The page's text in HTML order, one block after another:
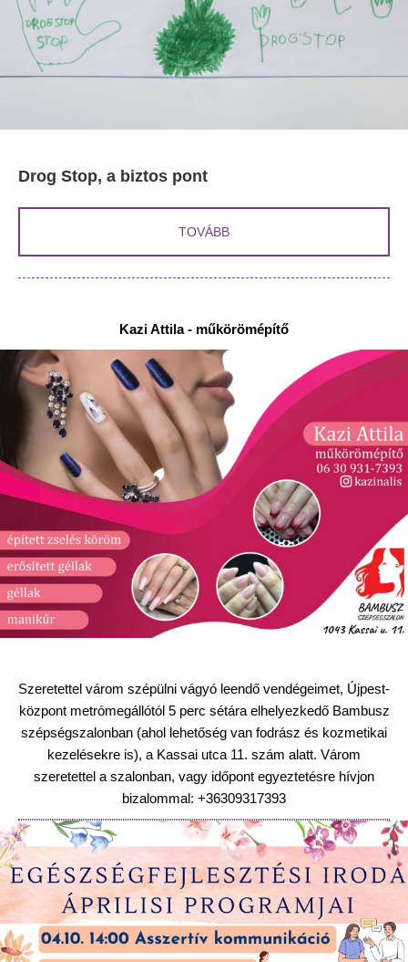
Drog Stop, a biztos pont
TOVÁBB
Kazi Attila - műkörömépítő
Szeretettel várom szépülni vágyó leendő vendégeimet, Újpest-
központ metrómegállótól 5 perc sétára elhelyezkedő Bambusz
szépségszalonban (ahol lehetőség van fodrász és kozmetikai
kezelésekre is), a Kassai utca 11. szám alatt. Várom
szeretettel a szalonban, vagy időpont egyeztetésre hívjon
bizalommal: +36309317393